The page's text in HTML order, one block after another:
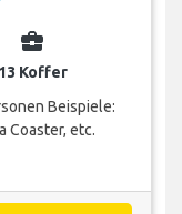
business_center
13 Koffer
Beispiele:
Coaster, etc.